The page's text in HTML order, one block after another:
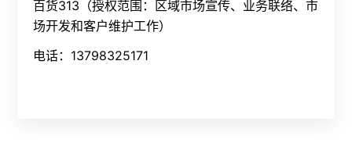
百货313（授权范围：区域市场宣传、业务联络、市
场开发和客户维护工作）
电话：13798325171